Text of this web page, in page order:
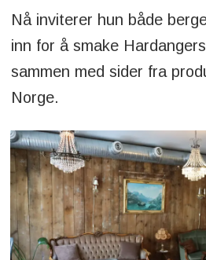
Nå inviterer hun både
inn for å smake
sammen med sider fra
Norge.